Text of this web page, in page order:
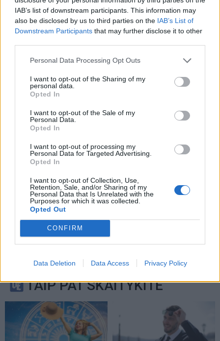
IAB’s list of downstream participants. This information may
also be disclosed by us to third parties on the IAB’s List of
Downstream Participants that may further disclose it to other
Personal Data Processing Opt Outs
I want to opt-out of the Sharing of my
personal data.
Opted In
I want to opt-out of the Sale of my
Personal Data.
Opted In
I want to opt-out of processing my
Personal Data for Targeted Advertising.
Opted In
I want to opt-out of Collection, Use,
Retention, Sale, and/or Sharing of my
Personal Data that Is Unrelated with the
Purposes for which it was collected.
Opted Out
CONFIRM
Data Deletion Data Access Privacy Policy
Sutinku su taisyklėmis
reCAPTCHA and the Google
Serviceapply.
TAIP PAT SKAITYKITE